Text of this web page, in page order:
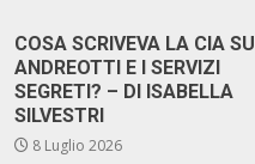
COSA SCRIVEVA LA CIA SU
ANDREOTTI E I SERVIZI
SEGRETI? – DI ISABELLA
SILVESTRI
8 Luglio 2026